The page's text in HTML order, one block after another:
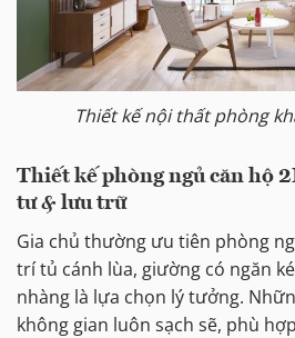
Thiết kế nội thất phòng
Thiết kế phòng ngủ căn hộ
tư & lưu trữ
Gia chủ thường ưu tiên phòng
trí tủ cánh lùa, giường có ngăn
nhàng là lựa chọn lý tưởng.
không gian luôn sạch sẽ, phù